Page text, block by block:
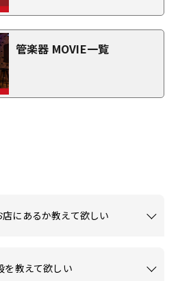
管楽器 MOVIE一覧
にあるか教えて欲しい
を教えて欲しい